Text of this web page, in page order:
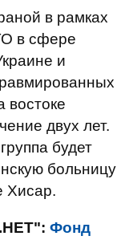
в рамках
в сфере
и
востоке
двух лет.
будет
больницу
Хисар.
Фонд